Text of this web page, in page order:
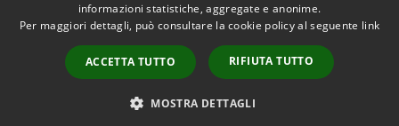
RSS
Accessibilità
Copyright © 2026 • Comune di
Ossi • Powered by
Municipium•
Accesso
redazione
informazioni statistiche, aggregate e anonime.
Per maggiori dettagli, può consultare la cookie policy al seguente link
ACCETTA TUTTO RIFIUTA TUTTO
MOSTRA DETTAGLI